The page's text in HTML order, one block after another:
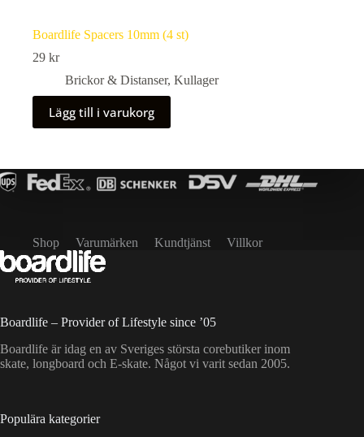
Boardlife Spacers 10mm (4 st)
29 kr
Brickor & Distanser, Kullager
Lägg till i varukorg
Shop Varumärken Kundtjänst Villkor
Boardlife – Provider of Lifestyle since ’05
Boardlife är idag en av Sveriges största corebutiker inom
skate, longboard och E-skate. Något vi varit sedan 2005.
Populära kategorier